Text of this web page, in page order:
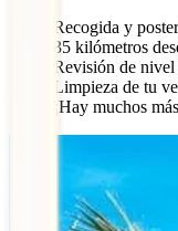
Recogida y
35 kilómetros
Revisión de nivel
Limpieza de tu
¡Hay muchos